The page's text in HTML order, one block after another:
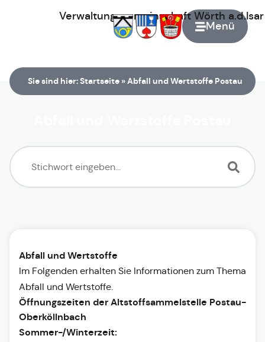
Menü
Verwaltungsgemeinschaft Wörth
Sie sind hier:Startseite » Abfall und Wertstoffe Postau
Abfall und Wertstoffe
Im Folgenden erhalten Sie Informationen zum Thema
Abfall und Wertstoffe.
Öffnungszeiten der Altstoffsammelstelle Postau-
Oberköllnbach
Sommer-/Winterzeit: